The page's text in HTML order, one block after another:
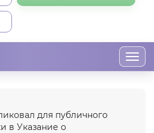
для публичного
в Указание о